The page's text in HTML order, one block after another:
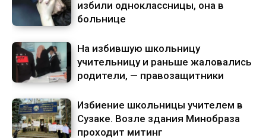
избили одноклассницы, она в
больнице
На избившую школьницу
учительницу и раньше жаловались
родители, — правозащитники
Избиение школьницы учителем в
Сузаке. Возле здания Минобраза
проходит митинг